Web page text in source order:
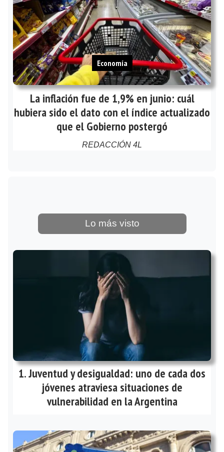
La inflación fue de 1,9% en junio: cuál
hubiera sido el dato con el índice actualizado
que el Gobierno postergó
REDACCIÓN 4L
Economía
Lo más visto
Juventud y desigualdad: uno de cada dos
jóvenes atraviesa situaciones de
vulnerabilidad en la Argentina